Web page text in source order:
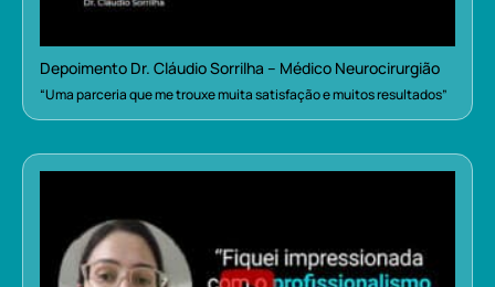
Depoimento Dr. Cláudio Sorrilha – Médico Neurocirurgião
“Uma parceria que me trouxe muita satisfação e muitos resultados”